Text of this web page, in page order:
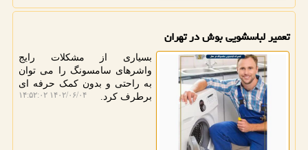
تعمیر لباسشویی بوش در تهران
بسیاری از مشکلات رایج
واشرهای سامسونگ را می توان
به راحتی و بدون کمک حرفه ای
برطرف کرد.
۱۴۰۲/۰۶/۰۴ ۱۴:۵۲:۰۲